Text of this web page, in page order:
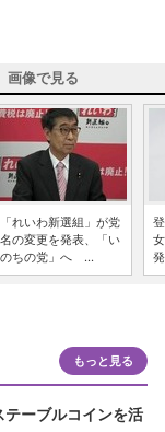
画像で見る
「れいわ新選組」が党
名の変更を発表、「い
のちの党」へ ...
もっと見る
ーブルコインを活